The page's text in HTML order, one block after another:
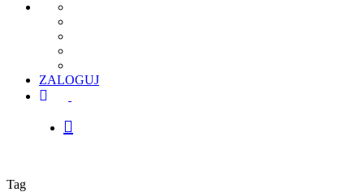
ZALOGUJ
facebook
Tag